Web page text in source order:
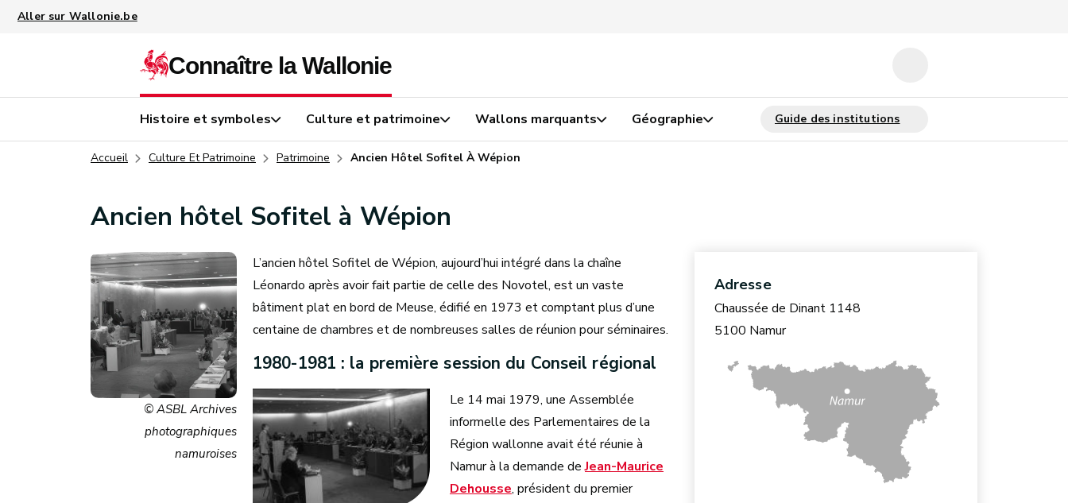
Histoire et symboles Culture et patrimoine Wallons marquants Géographie
Accueil Culture Et Patrimoine Patrimoine Ancien Hôtel Sofitel À Wépion
Ancien hôtel Sofitel à Wépion
© ASBL Archives
photographiques
namuroises
L’ancien hôtel Sofitel de Wépion, aujourd’hui intégré dans la chaîne
Léonardo après avoir fait partie de celle des Novotel, est un vaste
bâtiment plat en bord de Meuse, édifié en 1973 et comptant plus d’une
centaine de chambres et de nombreuses salles de réunion pour séminaires.
1980-1981 : la première session du Conseil régional
Le 14 mai 1979, une Assemblée
informelle des Parlementaires de la
Région wallonne avait été réunie à
Namur à la demande deJean-Maurice
Dehousse, président du premier
Adresse
Chaussée de Dinant 1148
5100 Namur